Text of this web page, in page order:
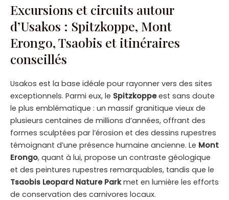
Excursions et circuits autour
d’Usakos : Spitzkoppe, Mont
Erongo, Tsaobis et itinéraires
conseillés
Usakos est la base idéale pour rayonner vers des sites
exceptionnels. Parmi eux, le Spitzkoppeest sans doute
le plus emblématique : un massif granitique vieux de
plusieurs centaines de millions d’années, offrant des
formes sculptées par l’érosion et des dessins rupestres
témoignant d’une présence humaine ancienne. Le Mont
Erongo, quant à lui, propose un contraste géologique
et des peintures rupestres remarquables, tandis que le
Tsaobis Leopard Nature Parkmet en lumière les efforts
de conservation des carnivores locaux.